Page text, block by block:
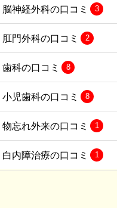
脳神経外科の口コミ 3
肛門外科の口コミ 2
歯科の口コミ 8
小児歯科の口コミ 8
物忘れ外来の口コミ 1
白内障治療の口コミ 1